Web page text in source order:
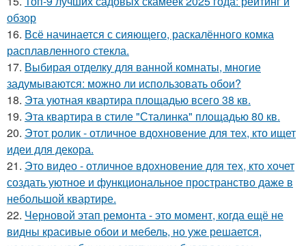
обзор
16. Всё начинается с сияющего, раскалённого комка
расплавленного стекла.
17. Выбирая отделку для ванной комнаты, многие
задумываются: можно ли использовать обои?
18. Эта уютная квартира площадью всего 38 кв.
19. Эта квартира в стиле "Сталинка" площадью 80 кв.
20. Этот ролик - отличное вдохновение для тех, кто ищет
идеи для декора.
21. Это видео - отличное вдохновение для тех, кто хочет
создать уютное и функциональное пространство даже в
небольшой квартире.
22. Черновой этап ремонта - это момент, когда ещё не
видны красивые обои и мебель, но уже решается,